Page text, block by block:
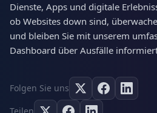
Dienste, Apps und digitale
ob Websites down sind,
und bleiben Sie mit unserem
Dashboard über Ausfälle
Folgen Sie uns